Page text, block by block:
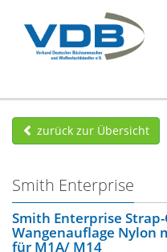
zurück zur Übersicht
Smith Enterprise
Smith Enterprise
Wangenauflage Nylon
für M1A/ M14